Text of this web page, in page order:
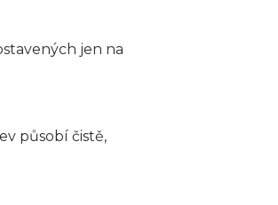
jen na
působí čistě,